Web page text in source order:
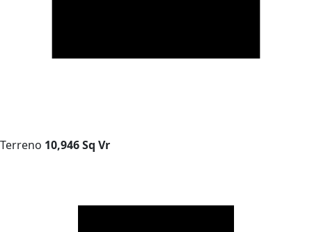
Terreno 10,946 Sq Vr